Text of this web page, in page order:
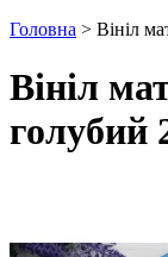
Головна > Вініл
Вініл
голубий